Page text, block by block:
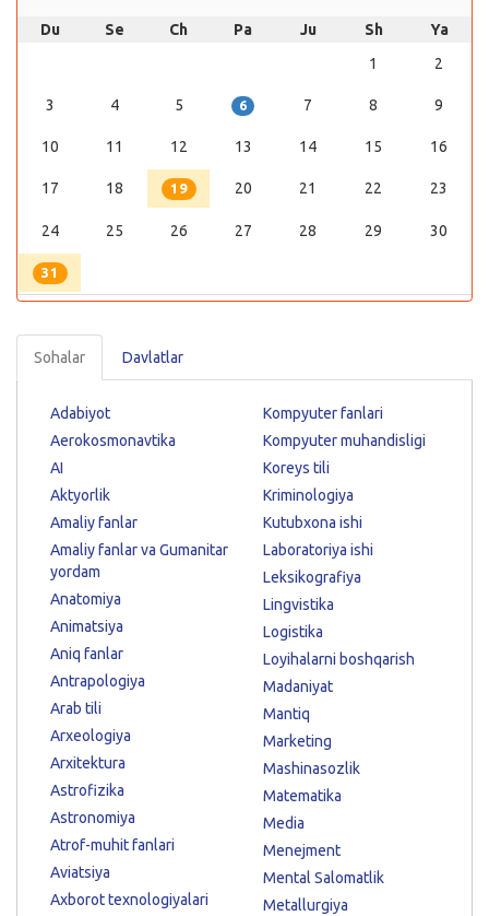
Du Se Ch Pa Ju Sh
Ya
1
2
3 4 5 6 7 8 9
10 11 12 13 14 15 16
17 18 19 20 21 22 23
24 25 26 27 28 29 30
31
Sohalar Davlatlar
Adabiyot
Aerokosmonavtika
AI
Aktyorlik
Amaliy fanlar
Amaliy fanlar va Gumanitar
yordam
Anatomiya
Animatsiya
Aniq fanlar
Antrapologiya
Arab tili
Arxeologiya
Arxitektura
Astrofizika
Astronomiya
Atrof-muhit fanlari
Aviatsiya
Axborot texnologiyalari
Kompyuter fanlari
Kompyuter muhandisligi
Koreys tili
Kriminologiya
Kutubxona ishi
Laboratoriya ishi
Leksikografiya
Lingvistika
Logistika
Loyihalarni boshqarish
Madaniyat
Mantiq
Marketing
Mashinasozlik
Matematika
Media
Menejment
Mental Salomatlik
Metallurgiya